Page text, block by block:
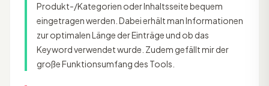
Produkt-/Kategorien oder Inhaltsseite bequem
eingetragen werden. Dabei erhält man Informationen
zur optimalen Länge der Einträge und ob das
Keyword verwendet wurde. Zudem gefällt mir der
große Funktionsumfang des Tools.